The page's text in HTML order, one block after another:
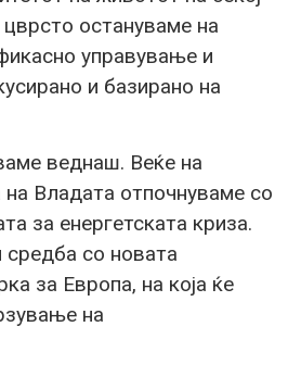
цврсто остануваме на
управување и
и базирано на
веднаш. Веќе на
Владата отпочнуваме со
за енергетската криза.
со новата
за Европа, на која ќе
на